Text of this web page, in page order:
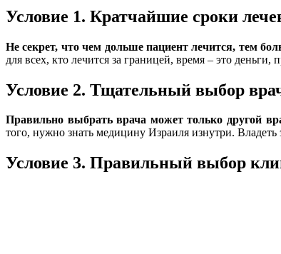
Условие 1. Кратчайшие сроки
Не секрет, что чем дольше пациент лечится, тем
для всех, кто лечится за границей, время – это
Условие 2. Тщательный выбор
Правильно выбрать врача может только другой
того, нужно знать медицину Израиля изнутри.
Условие 3. Правильный выбор